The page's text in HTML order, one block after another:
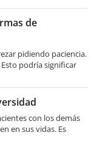
de
pidiendo paciencia.
podría significar
con los demás
en sus vidas. Es